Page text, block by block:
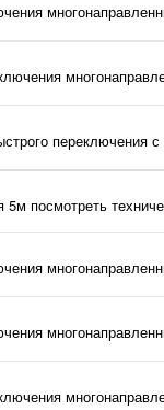
переключения
посмотреть